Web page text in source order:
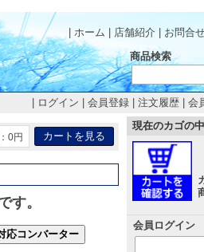
| ホーム
店舗紹介 お問合
商品検索
ログイン 会員登録 注文履歴 会
0円
す。
応コンバーター
現在のカゴの
会員ログイン